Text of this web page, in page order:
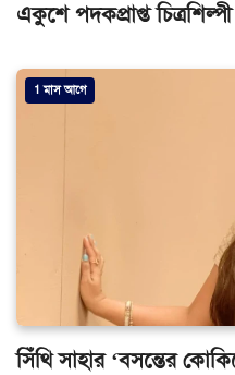
একুশে পদকপ্রাপ্ত
1 মাস আগে
সিঁথি সাহার ‘বসন্তের